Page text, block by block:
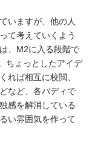
いますが、他の人
て考えていくよう
、M2に入る段階で
ちょっとしたアイデ
れば相互に校閲、
など、各バディで
感を解消している
い雰囲気を作って